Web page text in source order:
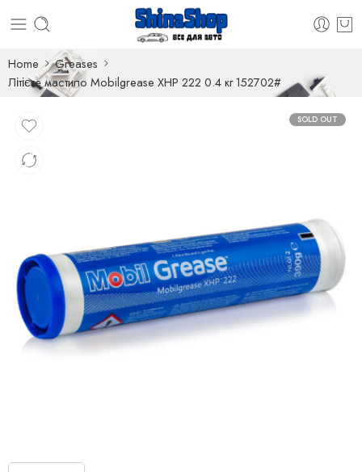
Home
Greases
Літієве мастило Mobilgrease XHP 222 0.4 кг 152702#
SOLD OUT